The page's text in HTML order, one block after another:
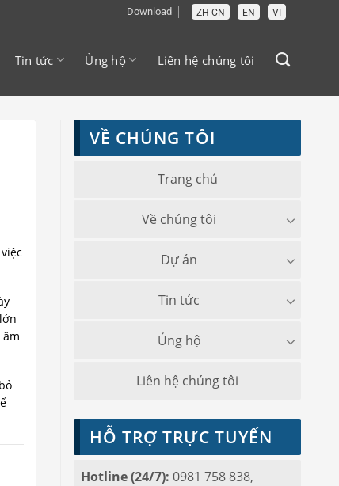
Download ZH-CN EN VI
Tin tức Ủng hộ Liên hệ chúng tôi
VỀ CHÚNG TÔI
Trang chủ
Về chúng tôi
Dự án
Tin tức
Ủng hộ
Liên hệ chúng tôi
HỖ TRỢ TRỰC TUYẾN
Hotline (24/7): 0981 758 838,